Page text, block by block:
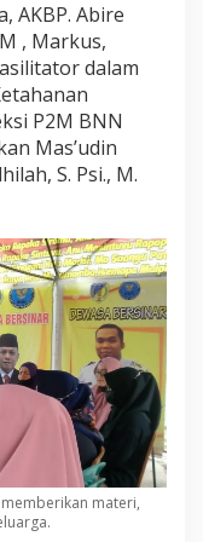
AKBP. Abire
, Markus,
dalam
P2M BNN
Mas’udin
S. Psi., M.
memberikan materi,